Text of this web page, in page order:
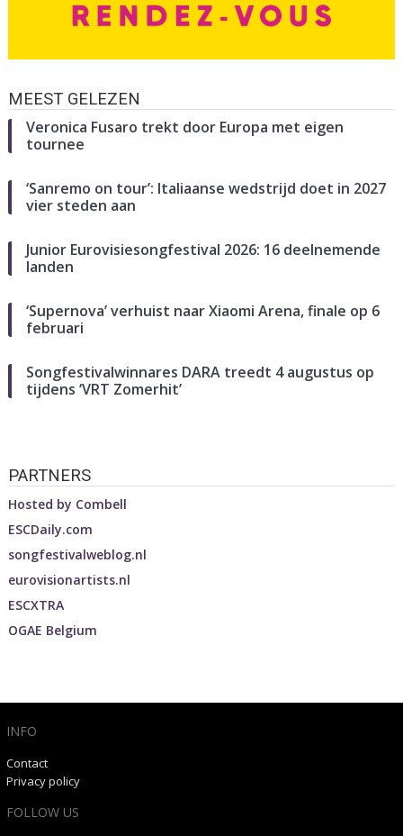
MEEST GELEZEN
Veronica Fusaro trekt door Europa met eigen
tournee
‘Sanremo on tour’: Italiaanse wedstrijd doet in 2027
vier steden aan
Junior Eurovisiesongfestival 2026: 16 deelnemende
landen
‘Supernova’ verhuist naar Xiaomi Arena, finale op 6
februari
Songfestivalwinnares DARA treedt 4 augustus op
tijdens ‘VRT Zomerhit’
PARTNERS
Hosted by Combell
ESCDaily.com
songfestivalweblog.nl
eurovisionartists.nl
ESCXTRA
OGAE Belgium
INFO
Contact
Privacy policy
FOLLOW US